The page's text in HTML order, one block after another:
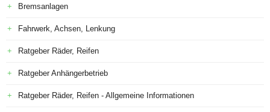
Bremsanlagen
Fahrwerk, Achsen, Lenkung
Ratgeber Räder, Reifen
Ratgeber Anhängerbetrieb
Ratgeber Räder, Reifen - Allgemeine Informationen